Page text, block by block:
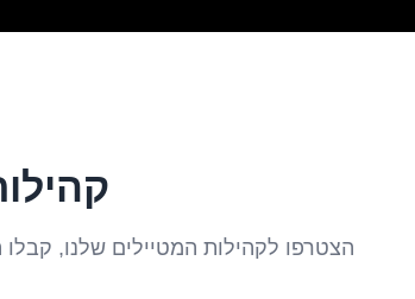
הצטרפו לקהילות המטיילים שלנו, קבלו